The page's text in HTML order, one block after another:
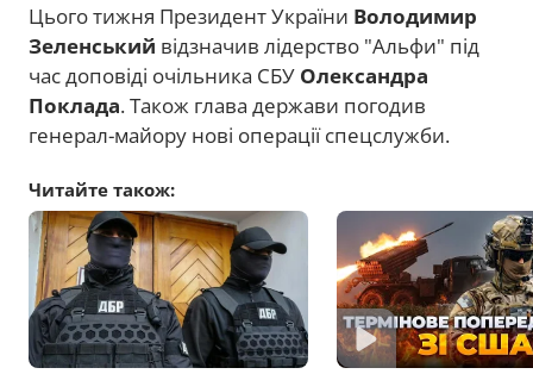
Цього тижня Президент України Володимир
Зеленський відзначив лідерство "Альфи" під
час доповіді очільника СБУ Олександра
Поклада. Також глава держави погодив
генерал-майору нові операції спецслужби.
Читайте також: